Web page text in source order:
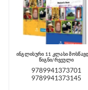
ინგლისური 11 კლასი
წიგნი/რვეული
9789941373701
9789941373145